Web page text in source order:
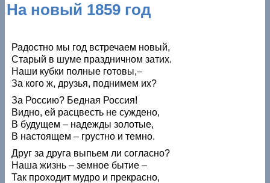
На новый 1859 год
Радостно мы год встречаем новый,
Старый в шуме праздничном затих.
Наши кубки полные готовы,–
За кого ж, друзья, поднимем их?
За Россию? Бедная Россия!
Видно, ей расцвесть не суждено,
В будущем – надежды золотые,
В настоящем – грустно и темно.
Друг за друга выпьем ли согласно?
Наша жизнь – земное бытие –
Так проходит мудро и прекрасно,